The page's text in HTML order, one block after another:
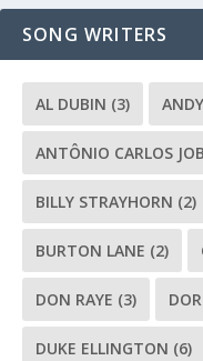
SONG WRITERS
AL DUBIN (3)
ANTÔNIO CARLOS
BILLY STRAYHORN (2)
BURTON LANE (2)
DON RAYE (3)
DUKE ELLINGTON (6)